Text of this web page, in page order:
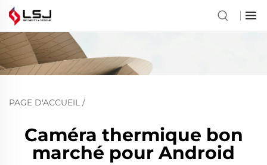
PAGE D'ACCUEIL /
Caméra thermique bon
marché pour Android